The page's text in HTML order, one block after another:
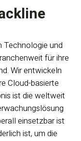
Technologie und
für ihre
Wir entwickeln
Cloud-basierte
ist die weltweit
einsetzbar ist
ist, um die